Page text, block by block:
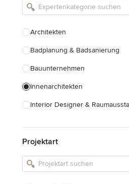
Architekten
Badplanung & Badsanierung
Bauunternehmen
Innenarchitekten
Interior Designer &
Landschaftsarchitekten
Armaturen & Sanitärbedarf
Projektart